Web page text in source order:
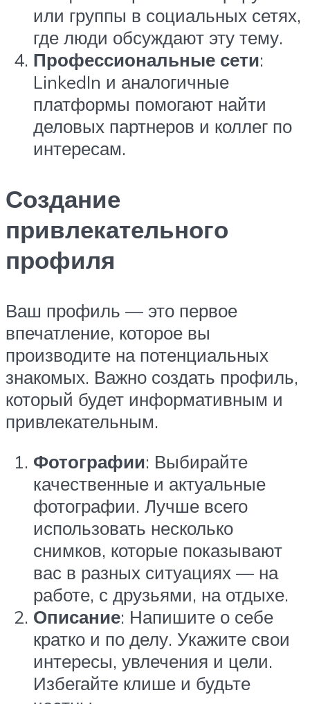
или группы в социальных сетях,
где люди обсуждают эту тему.
Профессиональные сети:
LinkedIn и аналогичные
платформы помогают найти
деловых партнеров и коллег по
интересам.
Создание
привлекательного
профиля
Ваш профиль — это первое
впечатление, которое вы
производите на потенциальных
знакомых. Важно создать профиль,
который будет информативным и
привлекательным.
Фотографии: Выбирайте
качественные и актуальные
фотографии. Лучше всего
использовать несколько
снимков, которые показывают
вас в разных ситуациях — на
работе, с друзьями, на отдыхе.
Описание: Напишите о себе
кратко и по делу. Укажите свои
интересы, увлечения и цели.
Избегайте клише и будьте